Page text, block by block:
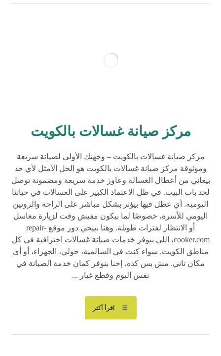
مركز صيانة غسالات بالكويت
مركز صيانة غسالات بالكويت – وجهتك الأولى لصيانة سريعة
وموثوقة مركز صيانة غسالات بالكويت هو الحل الأمثل لأي حد
بيعاني من أعطال الغسالة وعاوز خدمة سريعة ومضمونة توصل
لحد باب البيت. في ظل الاعتماد الكبير على الغسالات في حياتنا
اليومية. أي عطل فيها بيؤثر بشكل مباشر على الراحة والروتين
اليومي للأسرة، خصوصًا لما بيكون مفيش وقت لزيارة مغاسل
أو الانتظار لفترات طويلة. وهنا بييجي دور موقع repair-
cooker.com، اللي بيوفر خدمات صيانة غسالات احترافية في كل
مناطق الكويت. سواء كنت في السالمية، حولي، الجهراء، أو أي
مكان تاني. مش بس كده، إحنا بنوفر كمان خدمة الصيانة في
نفس اليوم وقطع غيار ...
اقرأ أكثر